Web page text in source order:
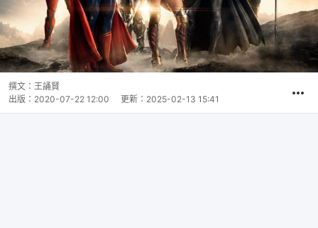
撰文： 王誦賢
出版： 2020-07-22 12:00 更新： 2025-02-13 15:41